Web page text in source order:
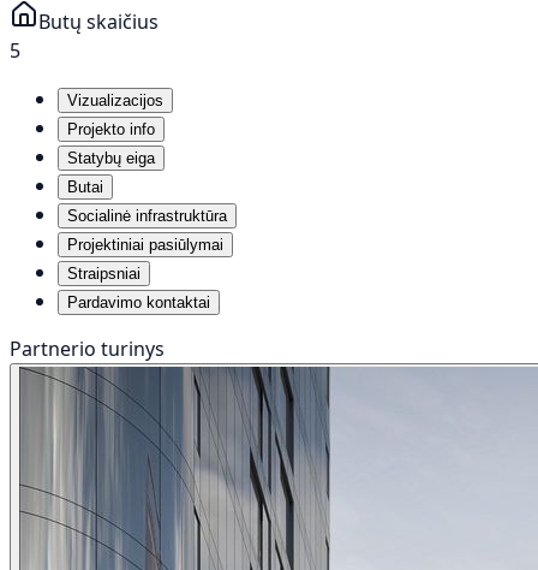
Butų skaičius
5
Vizualizacijos
Projekto info
Statybų eiga
Butai
Socialinė infrastruktūra
Projektiniai pasiūlymai
Straipsniai
Pardavimo kontaktai
Partnerio turinys